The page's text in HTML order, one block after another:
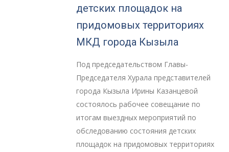
детских площадок на
придомовых территориях
МКД города Кызыла
Под председательством Главы-
Председателя Хурала представителей
города Кызыла Ирины Казанцевой
состоялось рабочее совещание по
итогам выездных мероприятий по
обследованию состояния детских
площадок на придомовых территориях